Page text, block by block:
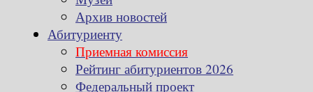
Архив новостей
Абитуриенту
Приемная комиссия
Рейтинг абитуриентов 2026
Федеральный проект